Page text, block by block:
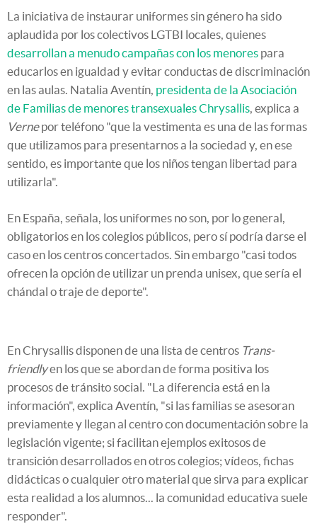
La iniciativa de instaurar uniformes sin género ha sido
aplaudida por los colectivos LGTBI locales, quienes
desarrollan a menudo campañas con los menores para
educarlos en igualdad y evitar conductas de discriminación
en las aulas. Natalia Aventín, presidenta de la Asociación
de Familias de menores transexuales Chrysallis, explica a
Vernepor teléfono "que la vestimenta es una de las formas
que utilizamos para presentarnos a la sociedad y, en ese
sentido, es importante que los niños tengan libertad para
utilizarla".
En España, señala, los uniformes no son, por lo general,
obligatorios en los colegios públicos, pero sí podría darse el
caso en los centros concertados. Sin embargo "casi todos
ofrecen la opción de utilizar un prenda unisex, que sería el
chándal o traje de deporte".
En Chrysallis disponen de una lista de centros Trans-
friendlyen los que se abordan de forma positiva los
procesos de tránsito social. "La diferencia está en la
información", explica Aventín, "si las familias se asesoran
previamente y llegan al centro con documentación sobre la
legislación vigente; si facilitan ejemplos exitosos de
transición desarrollados en otros colegios; vídeos, fichas
didácticas o cualquier otro material que sirva para explicar
esta realidad a los alumnos... la comunidad educativa suele
responder".